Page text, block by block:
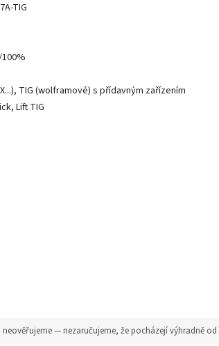
TIG
TIG (wolframové) s přídavným zařízením
Lift TIG
— nezaručujeme, že pocházejí výhradně